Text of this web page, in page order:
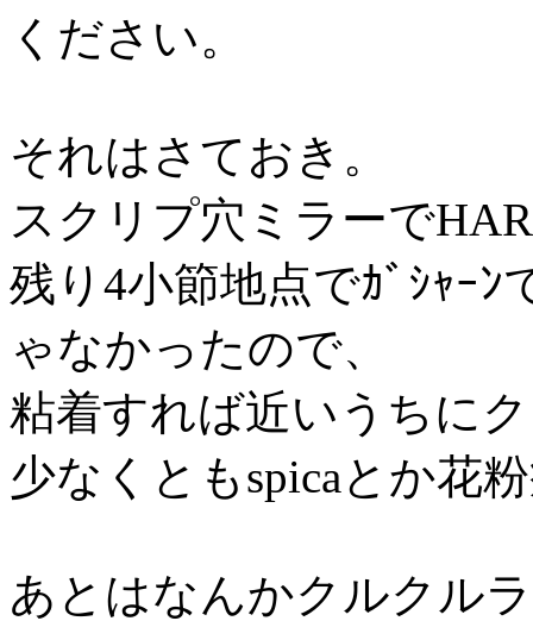
ください。
それはさておき。
スクリプ穴ミラーで
残り4小節地点でｶﾞｼｬｰ
ゃなかったので、
粘着すれば近いうちに
少なくともspicaとか花
あとはなんかクルクル